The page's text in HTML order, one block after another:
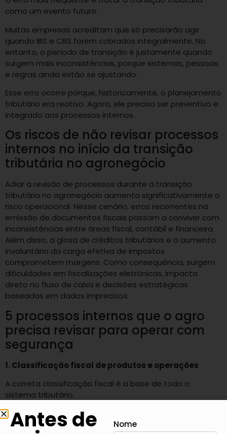
como um evento futuro.
Muitas empresas acreditam que só precisarão agir
quando IBS e CBS forem cobrados integralmente. No
entanto, o período de transição é justamente quando
surgem mais inconsistências, porque sistemas, pessoas
e regras ainda estão se ajustando.
Esse erro ocorre porque, historicamente, o planejamento
tributário era reativo. Agora, ele precisa ser preventivo e
integrado aos processos internos.
Os riscos de não revisar processos
internos no início da transição
tributária no agronegócio
Adiar a revisão de processos durante a transição
tributária no agronegócio aumenta significativamente o
risco operacional. Nesse cenário, erros recorrentes na
emissão de documentos fiscais passam a conviver com
inconsistências entre áreas fiscal, contábil e financeira.
Além disso, a glosa de créditos tributários e o aumento
involuntário da carga efetiva de impostos
comprometem margens. Como consequência, surgem
dificuldades em fiscalizações eletrônicas, impacto
direto no fluxo de caixa e decisões estratégicas
baseadas em dados imprecisos.
5 processos internos que o agro
precisa revisar para operar com
segurança
1. Classificação fiscal de produtos e operações
A correta classificação fiscal é a base de todo o
sistema tributário.
Na transição, erros em NCM, CFOP e enquadramentos
tendem a gerar inconsistências automáticas, afetando
Antes de Nome